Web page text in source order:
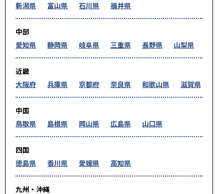
新潟県
富山県 石川県 福井県
中部
愛知県
静岡県 岐阜県 三重県 長野県 山梨県
近畿
大阪府
兵庫県 京都府 奈良県 和歌山県 滋賀県
中国
鳥取県
島根県 岡山県 広島県 山口県
四国
徳島県
香川県 愛媛県 高知県
九州・沖縄